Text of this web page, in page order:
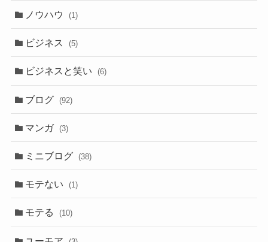
ノウハウ (1)
ビジネス (5)
ビジネスと笑い (6)
ブログ (92)
マンガ (3)
ミニブログ (38)
モテない (1)
モテる (10)